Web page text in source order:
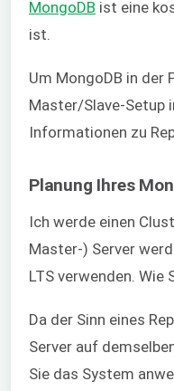
MongoDB ist eine
ist.
Um MongoDB in der
Master/Slave-Setup
Informationen zu
Planung Ihres
Ich werde einen
Master-) Server
LTS verwenden.
Da der Sinn eines
Server auf
Sie das System